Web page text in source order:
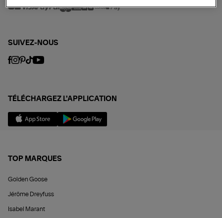
SUIVEZ-NOUS
TÉLÉCHARGEZ L'APPLICATION
TOP MARQUES
Golden Goose
Jérôme Dreyfuss
Isabel Marant